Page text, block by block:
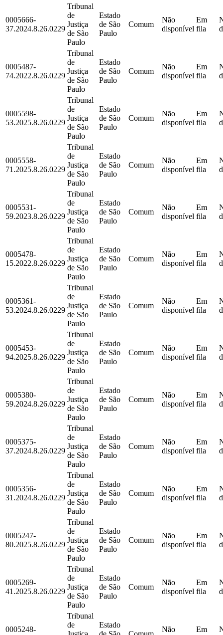
0005666-
37.2024.8.26.0229
Tribunal
de
Justiça
de São
Paulo
Estado
de São
Paulo
Comum
Não
disponível
Em
fila
0005487-
74.2022.8.26.0229
Tribunal
de
Justiça
de São
Paulo
Estado
de São
Paulo
Comum
Não
disponível
Em
fila
0005598-
53.2025.8.26.0229
Tribunal
de
Justiça
de São
Paulo
Estado
de São
Paulo
Comum
Não
disponível
Em
fila
0005558-
71.2025.8.26.0229
Tribunal
de
Justiça
de São
Paulo
Estado
de São
Paulo
Comum
Não
disponível
Em
fila
0005531-
59.2023.8.26.0229
Tribunal
de
Justiça
de São
Paulo
Estado
de São
Paulo
Comum
Não
disponível
Em
fila
0005478-
15.2022.8.26.0229
Tribunal
de
Justiça
de São
Paulo
Estado
de São
Paulo
Comum
Não
disponível
Em
fila
0005361-
53.2024.8.26.0229
Tribunal
de
Justiça
de São
Paulo
Estado
de São
Paulo
Comum
Não
disponível
Em
fila
0005453-
94.2025.8.26.0229
Tribunal
de
Justiça
de São
Paulo
Estado
de São
Paulo
Comum
Não
disponível
Em
fila
0005380-
59.2024.8.26.0229
Tribunal
de
Justiça
de São
Paulo
Estado
de São
Paulo
Comum
Não
disponível
Em
fila
0005375-
37.2024.8.26.0229
Tribunal
de
Justiça
de São
Paulo
Estado
de São
Paulo
Comum
Não
disponível
Em
fila
0005356-
31.2024.8.26.0229
Tribunal
de
Justiça
de São
Paulo
Estado
de São
Paulo
Comum
Não
disponível
Em
fila
0005247-
80.2025.8.26.0229
Tribunal
de
Justiça
de São
Paulo
Estado
de São
Paulo
Comum
Não
disponível
Em
fila
0005269-
41.2025.8.26.0229
Tribunal
de
Justiça
de São
Paulo
Estado
de São
Paulo
Comum
Não
disponível
Em
fila
0005248-
Tribunal
de
Estado
Não
Em